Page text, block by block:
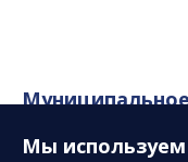
Мы используем